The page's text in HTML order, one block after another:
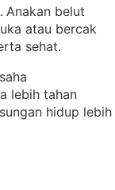
. Anakan belut
atau bercak
sehat.
lebih tahan
hidup lebih